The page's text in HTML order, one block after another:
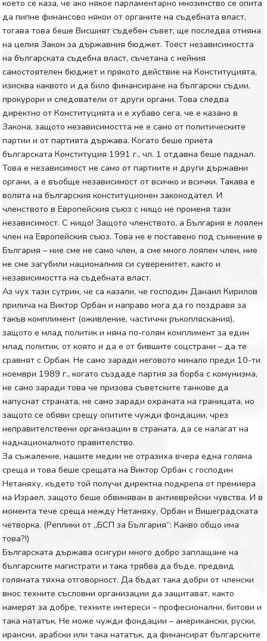
което се каза, че ако някое парламентарно мнозинство се опита
да пипне финансово някои от органите на съдебната власт,
тогава това беше Висшият съдебен съвет, ще последва отмяна
на целия Закон за държавния бюджет. Тоест независимостта
на българската съдебна власт, съчетана с нейния
самостоятелен бюджет и прякото действие на Конституцията,
изисква каквото и да било финансиране на български съдии,
прокурори и следователи от други органи. Това следва
директно от Конституцията и е хубаво сега, че е казано в
Закона, защото независимостта не е само от политическите
партии и от партията държава. Когато беше приета
българската Конституция 1991 г., чл. 1 отдавна беше паднал.
Това е независимост не само от партиите и други държавни
органи, а е въобще независимост от всичко и всички. Такава е
волята на българския конституционен законодател. И
членството в Европейския съюз с нищо не променя тази
независимост. С нищо! Защото членството, а България е лоялен
член на Европейския съюз. Това не е поставено под съмнение в
България – ние сме не само член, а сме много лоялен член, ние
не сме загубили националния си суверенитет, както и
независимостта на съдебната власт.
Аз чух тази сутрин, че са казали, че господин Данаил Кирилов
прилича на Виктор Орбан и направо мога да го поздравя за
такъв комплимент (оживление, частични ръкопляскания),
защото е млад политик и няма по-голям комплимент за един
млад политик, от която и да е от бившите соцстрани – да те
сравнят с Орбан. Не само заради неговото минало преди 10-ти
ноември 1989 г., когато създаде партия за борба с комунизма,
не само заради това че призова съветските танкове да
напуснат страната, не само заради охраната на границата, но
защото се обяви срещу опитите чужди фондации, чрез
неправителствени организации в страната, да се налагат на
наднационалното правителство.
За съжаление, нашите медии не отразиха вчера една голяма
среща и това беше срещата на Виктор Орбан с господин
Нетаняху, където той получи директна подкрепа от премиера
на Израел, защото беше обвиняван в антиеврейски чувства. И в
момента тече среща между Нетаняху, Орбан и Вишеградската
четворка. (Реплики от „БСП за България“: Какво общо има
това?!)
Българската държава осигури много добро заплащане на
българските магистрати и така трябва да бъде, предвид
голямата тяхна отговорност. Да бъдат така добри от членски
внос техните съсловни организации да защитават, както
намерят за добре, техните интереси – професионални, битови и
така нататък. Не може чужди фондации – американски, руски,
ирански, арабски или така нататък, да финансират българските